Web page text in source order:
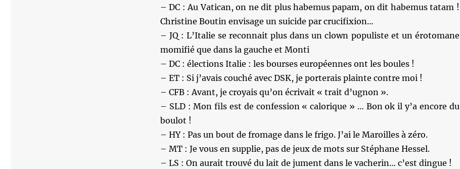
– DC : Au Vatican, on ne dit plus habemus papam, on dit habemus tatam !
Christine Boutin envisage un suicide par crucifixion…
– JQ : L’Italie se reconnait plus dans un clown populiste et un érotomane
momifié que dans la gauche et Monti
– DC : élections Italie : les bourses européennes ont les boules !
– ET : Si j’avais couché avec DSK, je porterais plainte contre moi !
– CFB : Avant, je croyais qu’on écrivait « trait d’ugnon ».
– SLD : Mon fils est de confession « calorique » … Bon ok il y’a encore du
boulot !
– HY : Pas un bout de fromage dans le frigo. J’ai le Maroilles à zéro.
– MT : Je vous en supplie, pas de jeux de mots sur Stéphane Hessel.
– LS : On aurait trouvé du lait de jument dans le vacherin… c’est dingue !